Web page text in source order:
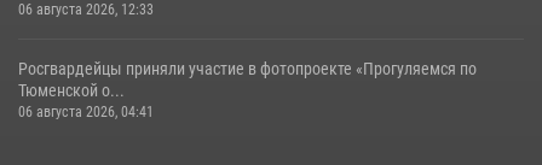
06 августа 2026, 12:33
Росгвардейцы приняли участие в фотопроекте «Прогуляемся по
Тюменской о...
06 августа 2026, 04:41